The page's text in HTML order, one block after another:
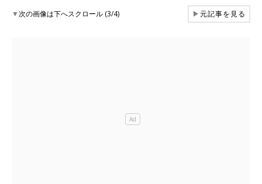
▼次の画像は下へスクロール (3/4) ▶元記事を見る